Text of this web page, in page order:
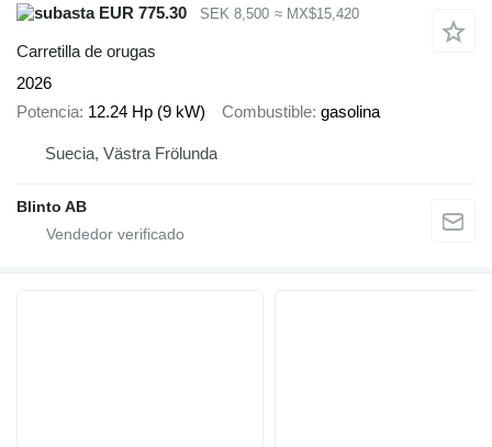
EUR 775.30
SEK 8,500 ≈ MX$15,420
Carretilla de orugas
2026
Potencia 12.24 Hp (9 kW) Combustible gasolina
Suecia, Västra Frölunda
Blinto AB